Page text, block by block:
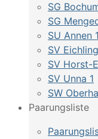
SG
SG
SU Annen 1
SV
SV Horst-
SV Unna 1
SW
Paarungsliste